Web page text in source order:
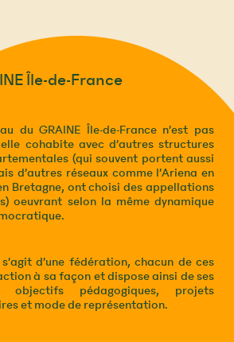
Île-de-France
du GRAINE Île-de-France n’est pas
cohabite avec d’autres structures
(qui souvent portent aussi
d’autres réseaux comme l’Ariena en
Bretagne, ont choisi des appellations
oeuvrant selon la même dynamique
d’une fédération, chacun de ces
à sa façon et dispose ainsi de ses
objectifs pédagogiques, projets
et mode de représentation.